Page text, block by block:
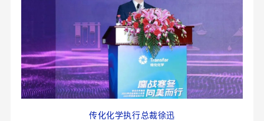
传化化学执行总裁徐迅